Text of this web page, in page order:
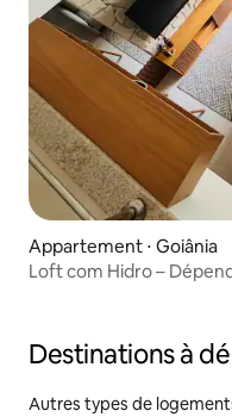
Appartement ⋅ Goiânia
Loft com Hidro –
Destinations à
Autres types de